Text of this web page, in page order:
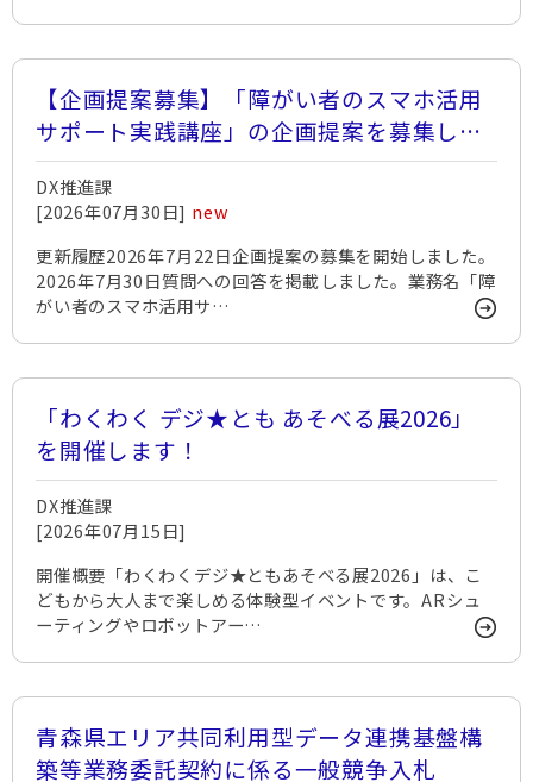
【企画提案募集】「障がい者のスマホ活用
サポート実践講座」の企画提案を募集しま
す！
DX推進課
[2026年07月30日] new
更新履歴2026年7月22日企画提案の募集を開始しました。
2026年7月30日質問への回答を掲載しました。業務名「障
がい者のスマホ活用サ…
「わくわく デジ★とも あそべる展2026」
を開催します！
DX推進課
[2026年07月15日]
開催概要「わくわくデジ★ともあそべる展2026」は、こ
どもから大人まで楽しめる体験型イベントです。ARシュ
ーティングやロボットアー…
青森県エリア共同利用型データ連携基盤構
築等業務委託契約に係る一般競争入札